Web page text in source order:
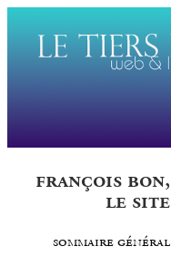
françois bon,
le site
sommaire général